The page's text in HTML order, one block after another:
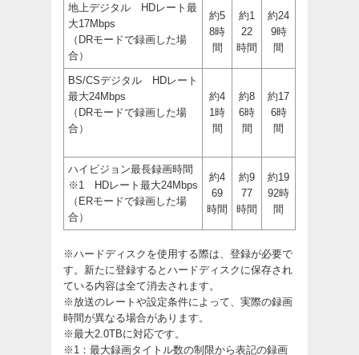
地上デジタル HDレート最
大17Mbps
（DRモードで録画した場
合）
約5
8時
間
約1
22
時間
約24
9時
間
BS/CSデジタル HDレート
最大24Mbps
（DRモードで録画した場
合）
約4
1時
間
約8
6時
間
約17
6時
間
ハイビジョン最長録画時間
※1 HDレート最大24Mbps
（ERモードで録画した場
合）
約4
69
時間
約9
77
時間
約19
92時
間
※ハードディスクを使用する際は、登録が必要で
す。新たに登録するとハードディスクに保存され
ている内容は全て消去されます。
※放送のレートや設定条件によって、実際の録画
時間が異なる場合があります。
※最大2.0TBに対応です。
※1：最大録画タイトル数の制限から表記の録画